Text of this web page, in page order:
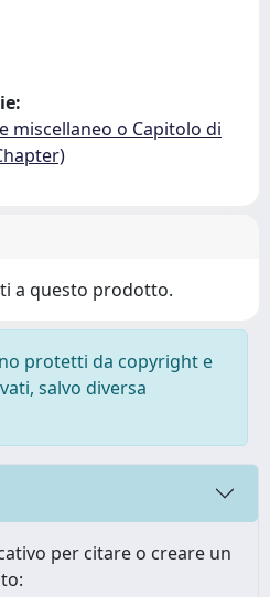
miscellaneo o Capitolo di
a questo prodotto.
protetti da copyright e
salvo diversa
per citare o creare un